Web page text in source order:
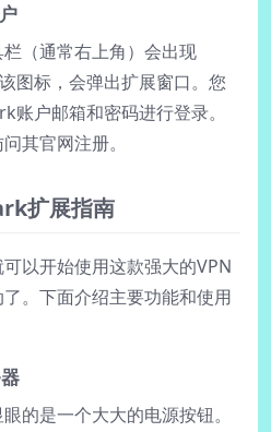
（通常右上角）会出现
图标，会弹出扩展窗口。您
户邮箱和密码进行登录。
其官网注册。
扩展指南
以开始使用这款强大的VPN
。下面介绍主要功能和使用
的是一个大大的电源按钮。